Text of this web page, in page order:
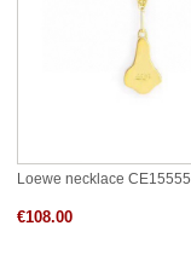
Loewe necklace CE15555
€108.00